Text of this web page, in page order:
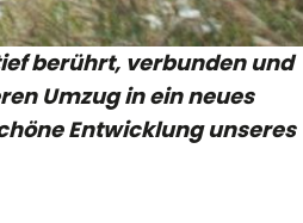
berührt, verbunden und
Umzug in ein neues
Entwicklung unseres